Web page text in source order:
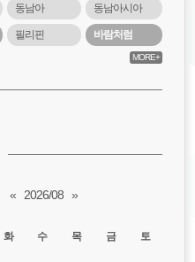
동남아 동남아시아
필리핀 바람처럼
MORE+
« 2026/08 »
화 수 목 금 토